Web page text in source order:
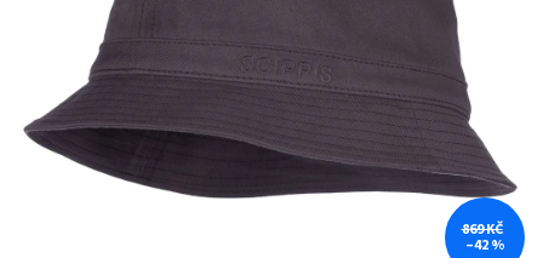
869 KČ
–42 %